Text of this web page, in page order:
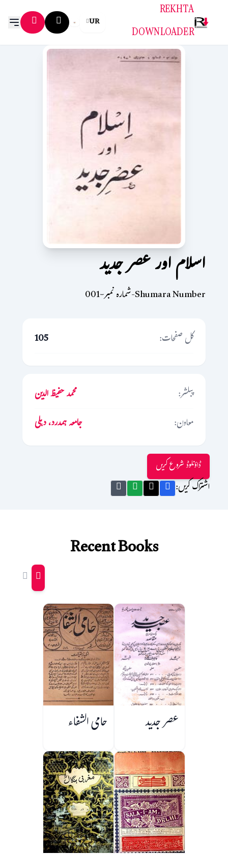
REKHTA
DOWNLOADER
UR
اسلام اور عصر جدید
Shumara Number-شمارہ نمبر-001
کل صفحات:
105
پبلشر:
محمد حفیظ الدین
معاون:
جامعہ ہمدرد، دہلی
ڈاؤنلوڈ شروع کریں
اشتراک کریں:
Recent Books
عصر جدید حامی الشفاء